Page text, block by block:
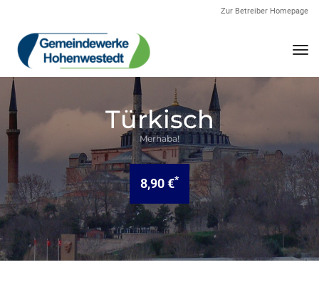
Zur Betreiber Homepage
Türkisch
Merhaba!
8,90 €*